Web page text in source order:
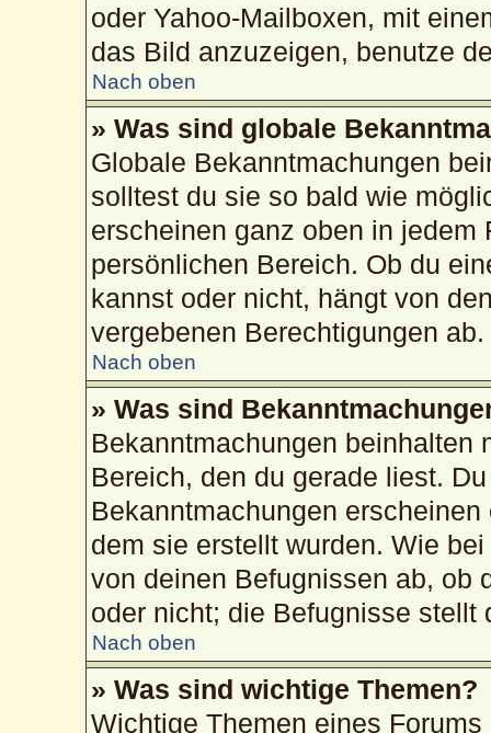
oder Yahoo-Mailboxen, mit
das Bild anzuzeigen, benutze
Nach oben
» Was sind globale
Globale Bekanntmachungen
solltest du sie so bald wie
erscheinen ganz oben in
persönlichen Bereich. Ob du
kannst oder nicht, hängt von
vergebenen Berechtigungen ab.
Nach oben
» Was sind
Bekanntmachungen beinhalten
Bereich, den du gerade liest.
Bekanntmachungen
dem sie erstellt wurden. Wie
von deinen Befugnissen ab, ob
oder nicht; die Befugnisse stellt
Nach oben
» Was sind wichtige Themen?
Wichtige Themen eines